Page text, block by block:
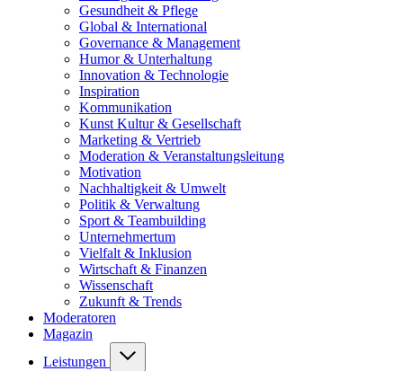
Gesundheit & Pflege
Global & International
Governance & Management
Humor & Unterhaltung
Innovation & Technologie
Inspiration
Kommunikation
Kunst Kultur & Gesellschaft
Marketing & Vertrieb
Moderation & Veranstaltungsleitung
Motivation
Nachhaltigkeit & Umwelt
Politik & Verwaltung
Sport & Teambuilding
Unternehmertum
Vielfalt & Inklusion
Wirtschaft & Finanzen
Wissenschaft
Zukunft & Trends
Moderatoren
Magazin
Leistungen